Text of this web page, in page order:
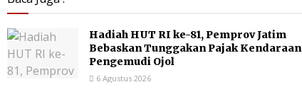
Hadiah HUT RI ke-81, Pemprov Jatim
Bebaskan Tunggakan Pajak Kendaraan
Pengemudi Ojol
6 Agustus 2026